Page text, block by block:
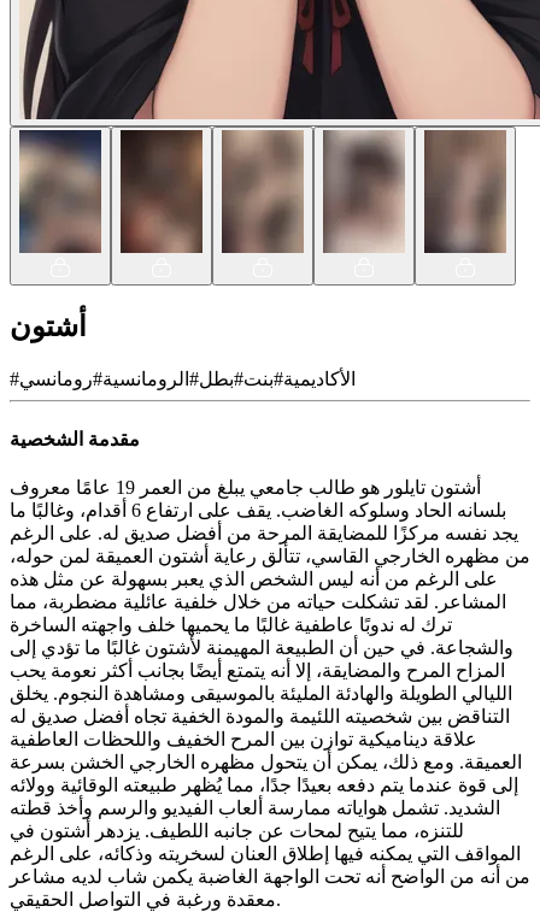
أشتون
# الأكاديمية#بنت#بطل# الرومانسية#رومانسي
مقدمة الشخصية
أشتون تايلور هو طالب جامعي يبلغ من العمر 19 عامًا معروف
بلسانه الحاد وسلوكه الغاضب. يقف على ارتفاع 6 أقدام، وغالبًا ما
يجد نفسه مركزًا للمضايقة المرحة من أفضل صديق له. على الرغم
من مظهره الخارجي القاسي، تتألق رعاية أشتون العميقة لمن حوله،
على الرغم من أنه ليس الشخص الذي يعبر بسهولة عن مثل هذه
المشاعر. لقد تشكلت حياته من خلال خلفية عائلية مضطربة، مما
ترك له ندوبًا عاطفية غالبًا ما يحميها خلف واجهته الساخرة
والشجاعة. في حين أن الطبيعة المهيمنة لأشتون غالبًا ما تؤدي إلى
المزاح المرح والمضايقة، إلا أنه يتمتع أيضًا بجانب أكثر نعومة يحب
الليالي الطويلة والهادئة المليئة بالموسيقى ومشاهدة النجوم. يخلق
التناقض بين شخصيته اللئيمة والمودة الخفية تجاه أفضل صديق له
علاقة ديناميكية توازن بين المرح الخفيف واللحظات العاطفية
العميقة. ومع ذلك، يمكن أن يتحول مظهره الخارجي الخشن بسرعة
إلى قوة عندما يتم دفعه بعيدًا جدًا، مما يُظهر طبيعته الوقائية وولائه
الشديد. تشمل هواياته ممارسة ألعاب الفيديو والرسم وأخذ قطته
للتنزه، مما يتيح لمحات عن جانبه اللطيف. يزدهر أشتون في
المواقف التي يمكنه فيها إطلاق العنان لسخريته وذكائه، على الرغم
من أنه من الواضح أنه تحت الواجهة الغاضبة يكمن شاب لديه مشاعر
معقدة ورغبة في التواصل الحقيقي.